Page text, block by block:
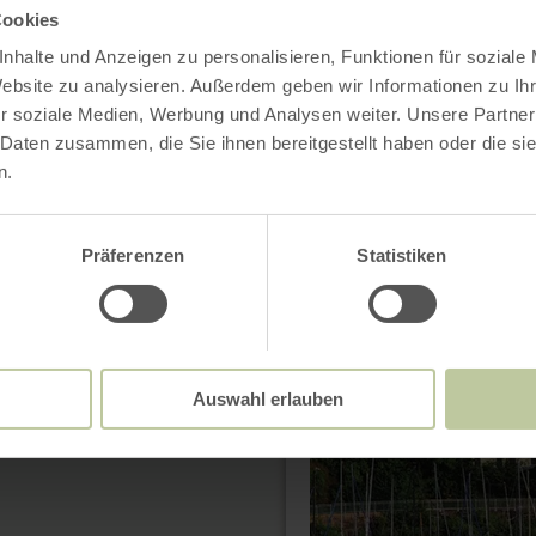
und Anzeigen zu personalisieren, Funktionen für soziale
zu analysieren. Außerdem geben wir Informationen zu
soziale Medien, Werbung und Analysen weiter. Unsere
zusammen, die Sie ihnen bereitgestellt haben oder die
Präferenzen Statistiken
Auswahl erlauben
erfahren
Der